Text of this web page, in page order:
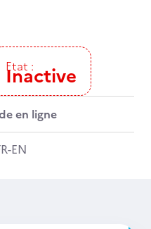
Etat :
Inactive
en ligne
-EN